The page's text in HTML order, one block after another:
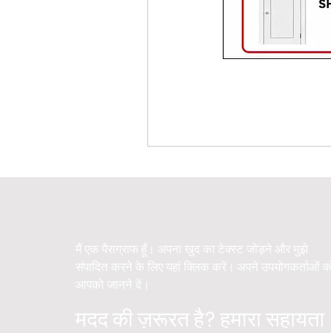
मैं एक पैराग्राफ हूँ। अपना खुद का टेक्स्ट जोड़ने और मुझे
संपादित करने के लिए यहां क्लिक करें। अपने उपयोगकर्ताओं को
आपको जानने दें।
मदद की ज़रूरत है? हमारा सहायता